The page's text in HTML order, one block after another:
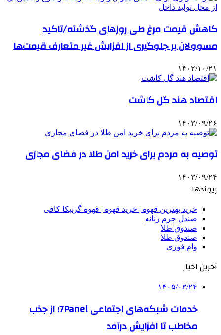
کاهش قیمت مرغ طی روزهای گذشته/تاکید
مسوولان بر جلوگیری از افزایش غیر متعارف قیمت‌ها
۱۴۰۲/۱۰/۲۱
اقتصاد هند گل کاشت
۱۴۰۳/۰۹/۲۶
توصیه به مردم برای خرید امن طلا در فضای مجازی
۱۴۰۳/۰۹/۲۴
پیوندها
خرید بهترین قهوه | خرید قهوه | قهوه گرنیکا کافی
صندل چرم زنانه
صندوق طلا
صندوق طلا
وام فوری
آخرین اخبار
۱۴۰۵/۰۳/۲۴
خدمات شبکه‌های اجتماعی 7Panel؛ از جذب
مخاطب تا افزایش درآمد